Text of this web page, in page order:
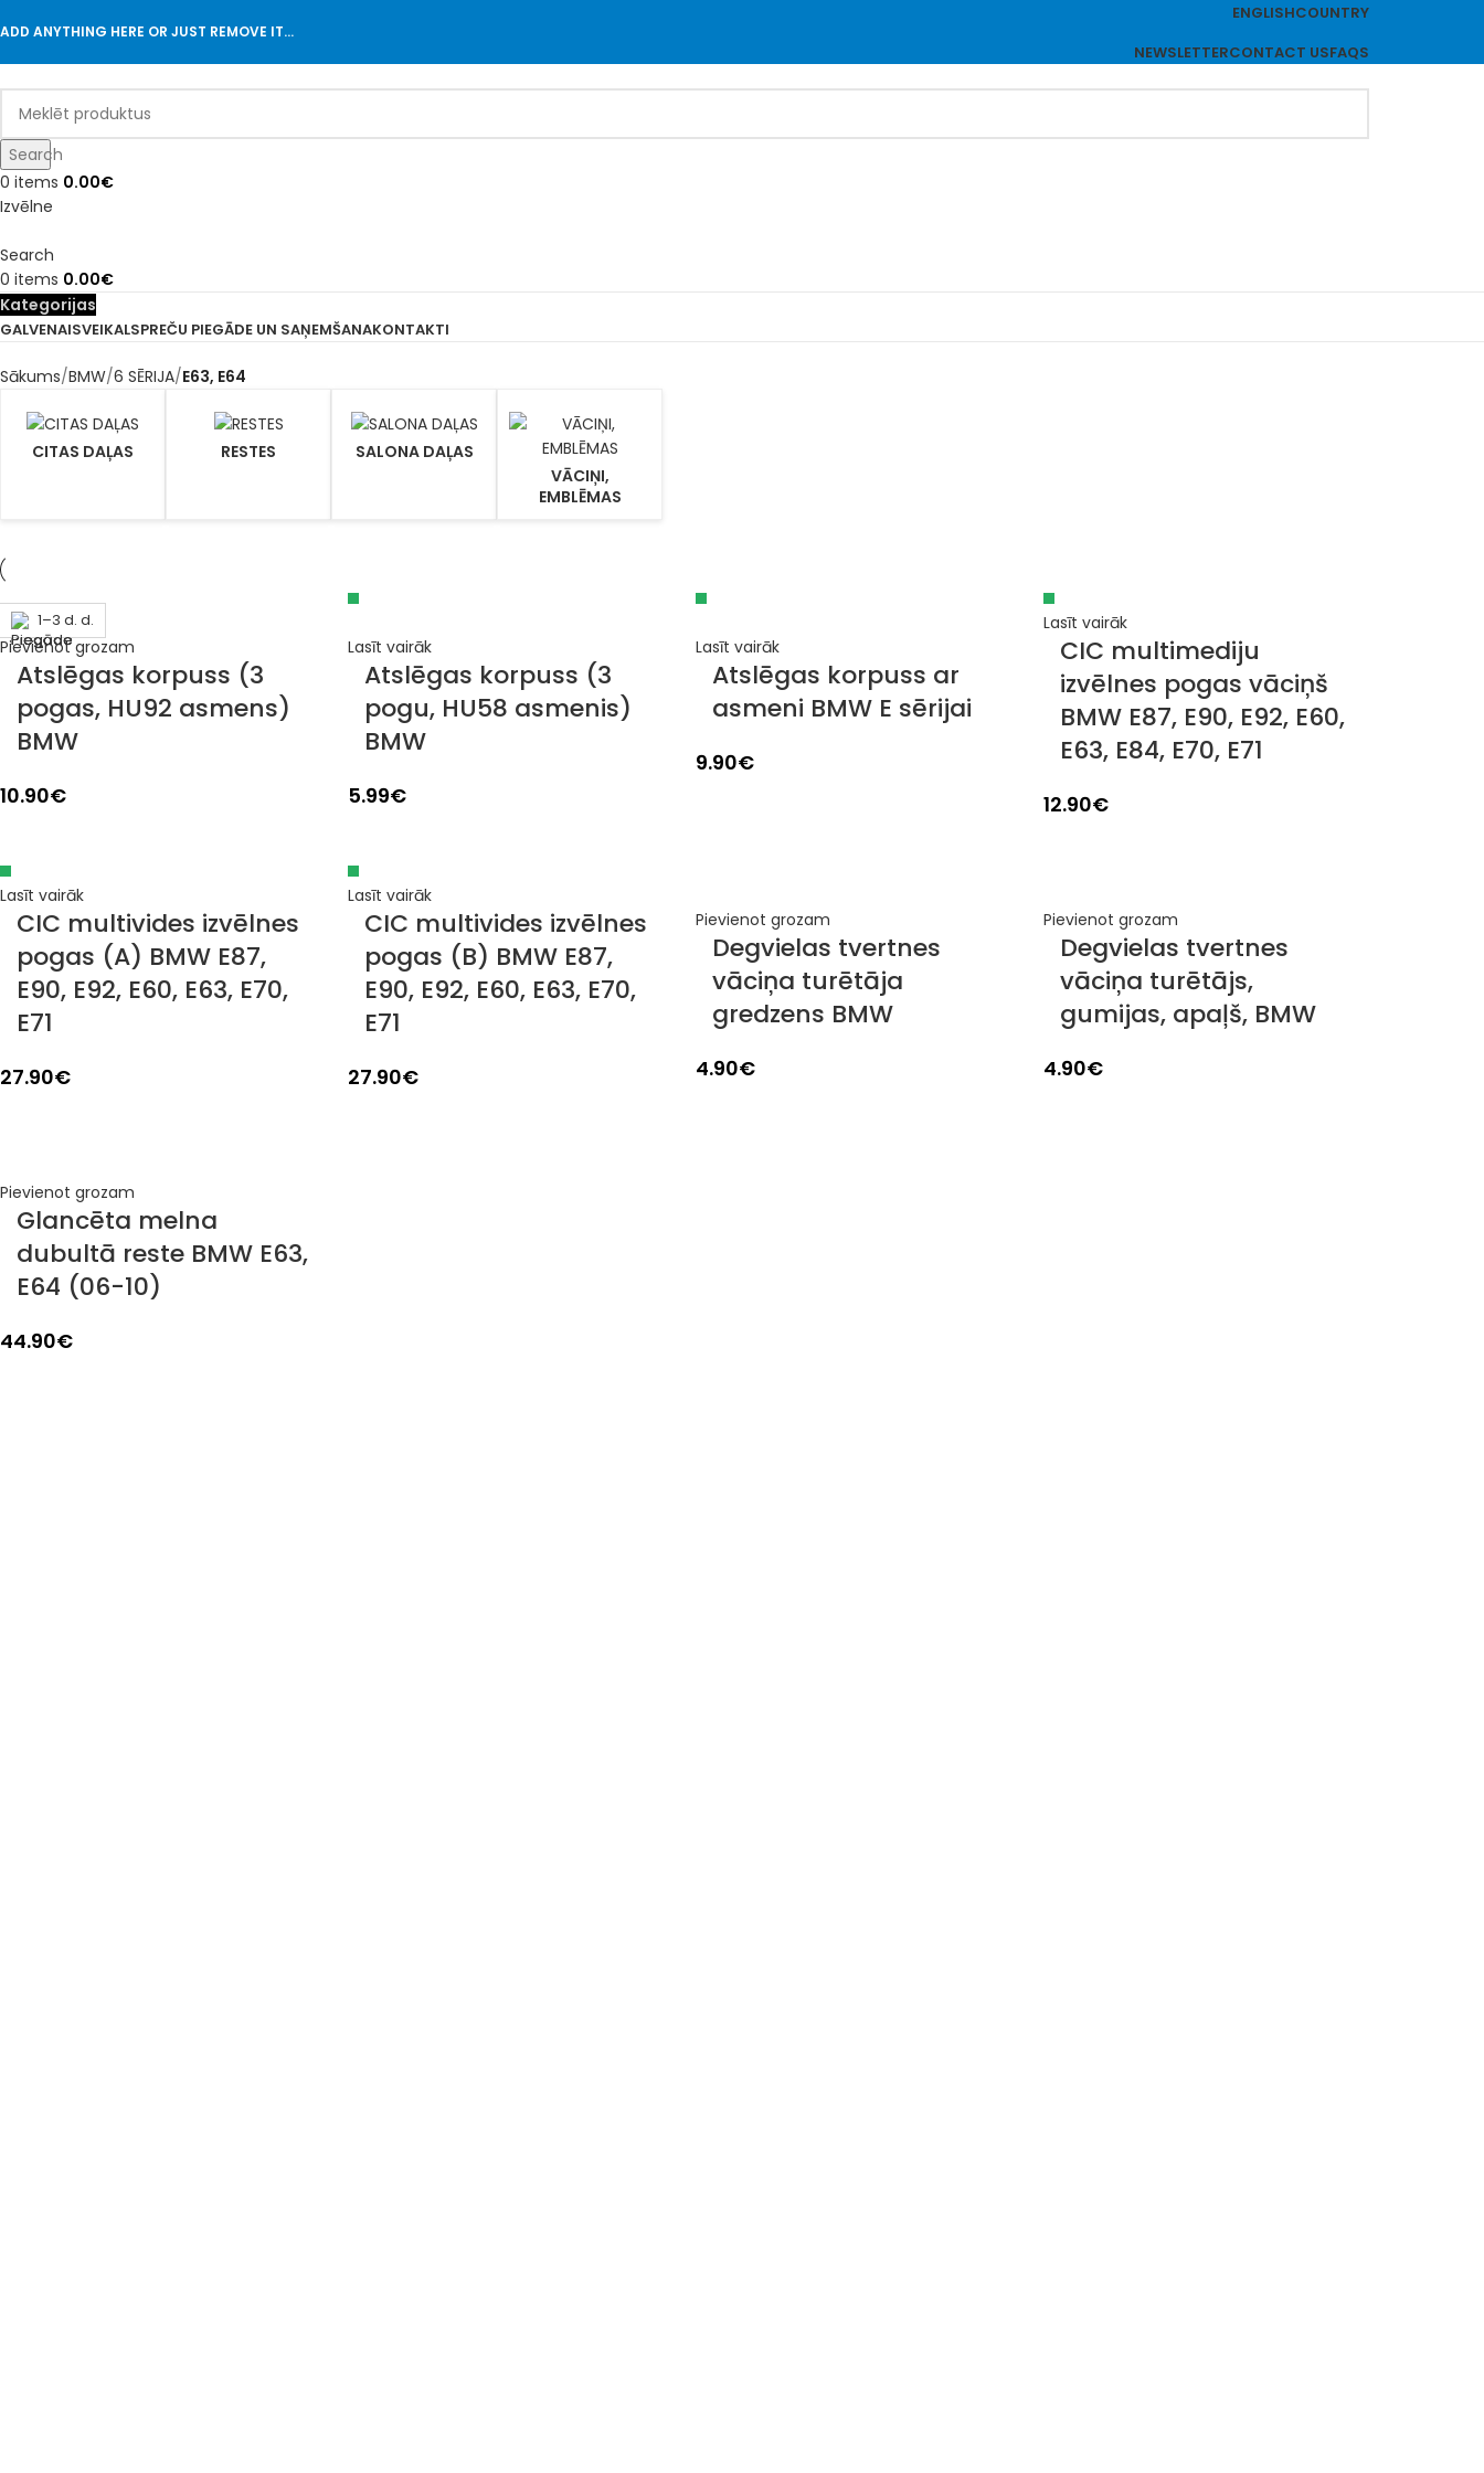
ENGLISHCOUNTRY
ADD ANYTHING HERE OR JUST REMOVE IT…
NEWSLETTERCONTACT USFAQS
Search
0 items 0.00€
Izvēlne
Search
0 items 0.00€
Kategorijas
GALVENAISVEIKALSPREČU PIEGĀDE UN SAŅEMŠANAKONTAKTI
Sākums BMW 6 SĒRIJA E63, E64
CITAS DAĻAS RESTES
SALONA DAĻAS
VĀCIŅI,
EMBLĒMAS
1–3 d. d.
Pievienot grozam
Atslēgas korpuss (3
pogas, HU92 asmens)
BMW
10.90€
Izpārdots
Lasīt vairāk
Atslēgas korpuss (3
pogu, HU58 asmenis)
BMW
5.99€
Izpārdots
Lasīt vairāk
Atslēgas korpuss ar
asmeni BMW E sērijai
9.90€
Izpārdots Lasīt vairāk
CIC multimediju
izvēlnes pogas vāciņš
BMW E87, E90, E92, E60,
E63, E84, E70, E71
12.90€
Izpārdots
Lasīt vairāk
CIC multivides izvēlnes
pogas (A) BMW E87,
E90, E92, E60, E63, E70,
E71
27.90€
Izpārdots
Lasīt vairāk
CIC multivides izvēlnes
pogas (B) BMW E87,
E90, E92, E60, E63, E70,
E71
27.90€
1–3 d. d.
Pievienot grozam
Degvielas tvertnes
vāciņa turētāja
gredzens BMW
4.90€
1–3 d. d.
Pievienot grozam
Degvielas tvertnes
vāciņa turētājs,
gumijas, apaļš, BMW
4.90€
1–3 d. d.
Pievienot grozam
Glancēta melna
dubultā reste BMW E63,
E64 (06-10)
44.90€